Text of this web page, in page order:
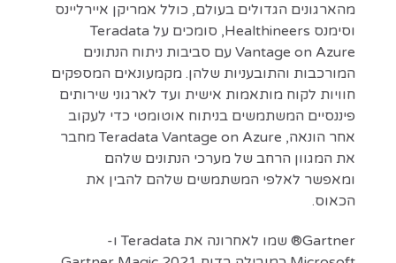
מהארגונים הגדולים בעולם, כולל אמריקן איירליינס
וסימנס Healthineers, סומכים על Teradata
Vantage on Azure עם סביבות ניתוח הנתונים
המורכבות והתובעניות שלהן. מקמעונאים המספקים
חוויות לקוח מותאמות אישית ועד לארגוני שירותים
פיננסיים המשתמשים בניתוח אוטומטי כדי לעקוב
אחר הונאה, Teradata Vantage on Azure מחבר
את המגוון הרחב של מערכי הנתונים שלהם
ומאפשר לאלפי המשתמשים שלהם להבין את
הכאוס.
Gartner® שמו לאחרונה את Teradata ו-